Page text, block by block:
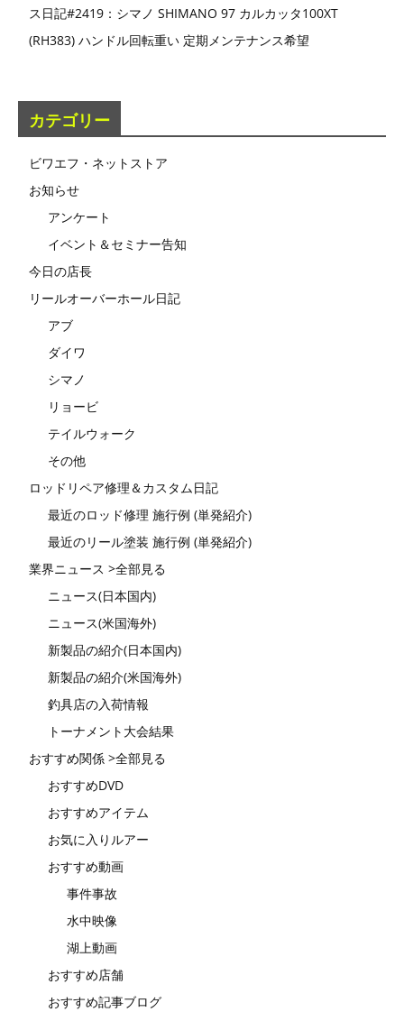
ス日記#2419：シマノ SHIMANO 97 カルカッタ100XT
(RH383) ハンドル回転重い 定期メンテナンス希望
カテゴリー
ビワエフ・ネットストア
お知らせ
アンケート
イベント＆セミナー告知
今日の店長
リールオーバーホール日記
アブ
ダイワ
シマノ
リョービ
テイルウォーク
その他
ロッドリペア修理＆カスタム日記
最近のロッド修理 施行例 (単発紹介)
最近のリール塗装 施行例 (単発紹介)
業界ニュース >全部見る
ニュース(日本国内)
ニュース(米国海外)
新製品の紹介(日本国内)
新製品の紹介(米国海外)
釣具店の入荷情報
トーナメント大会結果
おすすめ関係 >全部見る
おすすめDVD
おすすめアイテム
お気に入りルアー
おすすめ動画
事件事故
水中映像
湖上動画
おすすめ店舗
おすすめ記事ブログ